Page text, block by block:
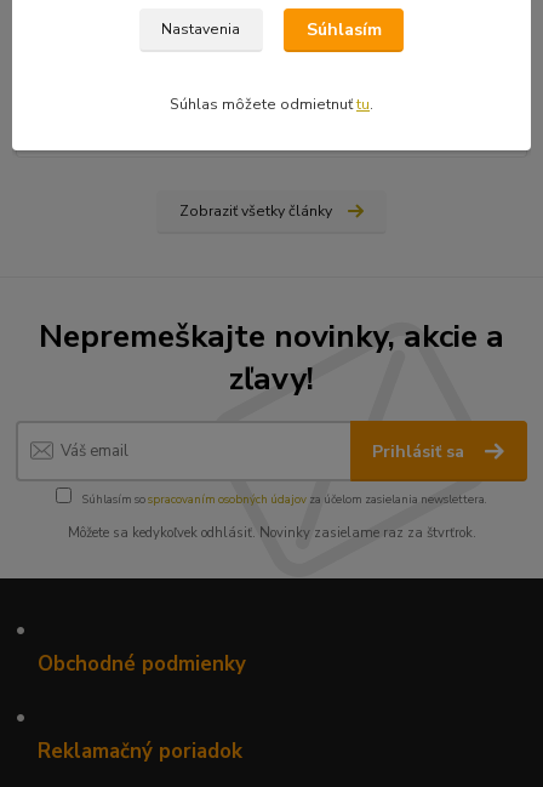
Ako nájsť vydavateľa, či vydať vlastnú knihu? Rady a tipy
vydavateľa (ale aj to má svoju technológiu), alebo si prvotinu
Zobraziť všetky články
Nepremeškajte novinky, akcie a
zľavy!
Prihlásiť sa
Súhlasím sospracovaním osobných údajov za účelom zasielania newslettera.
Môžete sa kedykoľvek odhlásiť. Novinky zasielame raz za štvrťrok.
•
Obchodné podmienky
•
Reklamačný poriadok
Nastavenia Súhlasím
Súhlas môžete odmietnuťtu.